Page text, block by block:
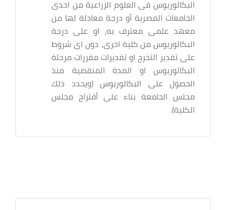
البكالوريوس فى العلوم الزراعية من احدى
الجامعات المصرية أو درجة معادلة لها من
معهد علمى معترف به، او على درجة
البكالوريوس من كلية اخرى، دون اى شروط
على تقدير التخرج او تقديرات مقررات مرحلة
البكالوريوس او المدة المنقضية منذ
الحصول على البكالوريوس (ويحدد ذلك
مجلس الجامعة بناء على أقتراح مجلس
الكلية).